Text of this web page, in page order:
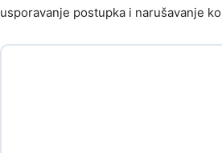
usporavanje postupka i narušavanje